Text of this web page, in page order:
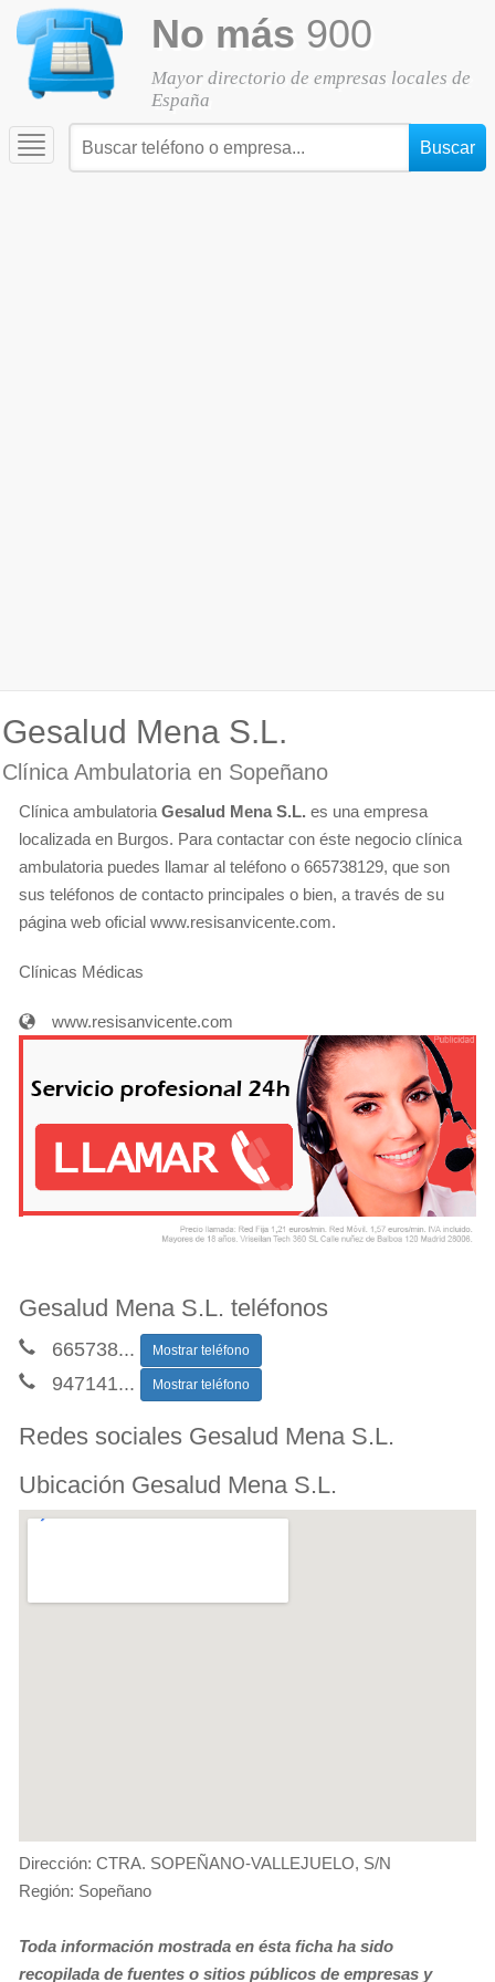
No más 900
Mayor directorio de empresas locales de
España
Toggle
navigation
Gesalud Mena S.L.
Clínica Ambulatoria en Sopeñano
Clínica ambulatoria Gesalud Mena S.L. es una empresa
localizada en Burgos. Para contactar con éste negocio clínica
ambulatoria puedes llamar al teléfono o 665738129, que son
sus teléfonos de contacto principales o bien, a través de su
página web oficial www.resisanvicente.com.
Clínicas Médicas
www.resisanvicente.com
Gesalud Mena S.L. teléfonos
665738... Mostrar teléfono
947141... Mostrar teléfono
Redes sociales Gesalud Mena S.L.
Ubicación Gesalud Mena S.L.
Dirección: CTRA. SOPEÑANO-VALLEJUELO, S/N
Región: Sopeñano
Toda información mostrada en ésta ficha ha sido
recopilada de fuentes o sitios públicos de empresas y